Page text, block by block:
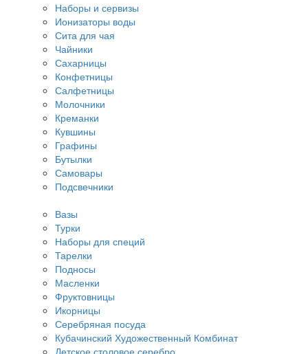
Наборы и сервизы
Ионизаторы воды
Сита для чая
Чайники
Сахарницы
Конфетницы
Салфетницы
Молочники
Креманки
Кувшины
Графины
Бутылки
Самовары
Подсвечники
Вазы
Турки
Наборы для специй
Тарелки
Подносы
Масленки
Фруктовницы
Икорницы
Серебряная посуда
Кубачинский Художественный Комбинат
Детское столовое серебро